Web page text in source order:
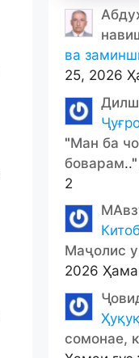
ва
25, 2026
"Ман ба
боварам
2
Маҷолис
2026
сомонае,